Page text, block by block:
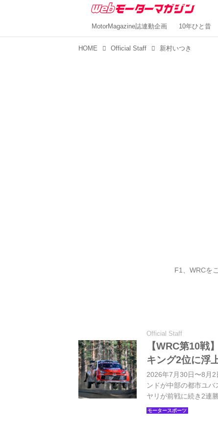
MotorMagazine誌連動企画 10年ひと昔
HOME Official Staff 新村いつき
F1、WRCを
Official Staff
【WRC第10戦
キング2位に浮
2026年7月30日〜8月
ンドが中部の都市ユ
ヤリが前戦に続き2連
エバンスが入り、トヨ